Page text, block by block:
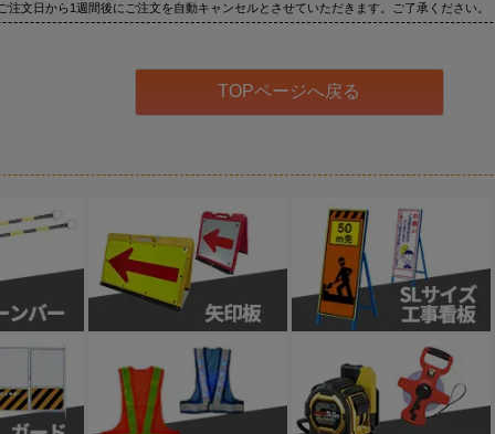
文日から1週間後にご注文を自動キャンセルとさせていただきます。ご了承ください。
TOPページへ戻る